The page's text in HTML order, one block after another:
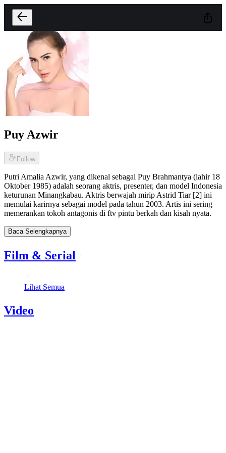
Puy Azwir
Follow
Putri Amalia Azwir, yang dikenal sebagai Puy Brahmantya (lahir 18
Oktober 1985) adalah seorang aktris, presenter, dan model Indonesia
keturunan Minangkabau. Aktris berwajah mirip Astrid Tiar [2] ini
memulai karirnya sebagai model pada tahun 2003. Artis ini sering
memerankan tokoh antagonis di ftv pintu berkah dan kisah nyata.
Baca Selengkapnya
Film & Serial
Lihat Semua
Video